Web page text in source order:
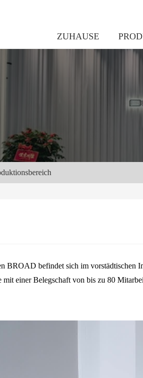
ZUHAUSE
BROAD befindet sich im vorstädtischen
mit einer Belegschaft von bis zu 80